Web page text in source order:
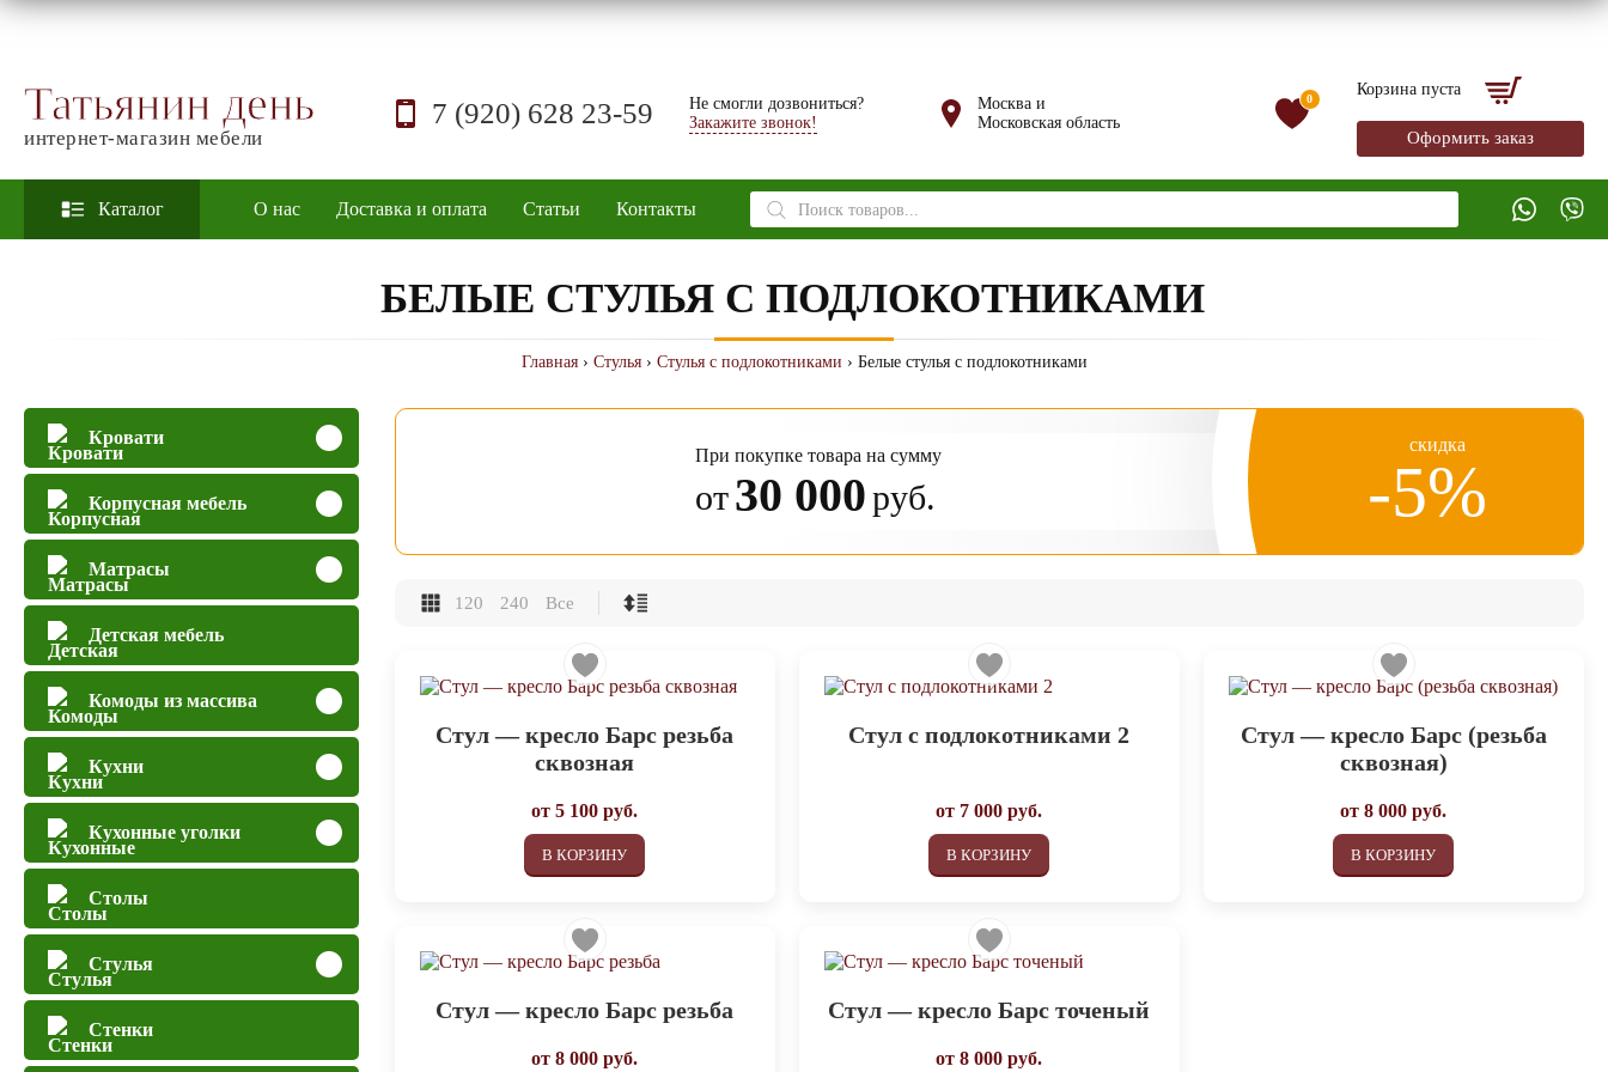
Татьянин день
интернет-магазин мебели
7 (920) 628 23-59
Не смогли дозвониться?
Закажите звонок!
Москва и
Московская область
0
Корзина пуста
Оформить заказ
Каталог О нас Доставка и оплата Статьи Контакты
Поиск
товаров
БЕЛЫЕ СТУЛЬЯ С ПОДЛОКОТНИКАМИ
Главная› Стулья› Стулья с подлокотниками › Белые стулья с подлокотниками
Кровати
Корпусная мебель
Матрасы
Детская мебель
Комоды из массива
Кухни
Кухонные уголки
Столы
Стулья
Стенки
При покупке товара на сумму
от30 000руб.
скидка
-5%
120 240 Все
Стул — кресло Барс резьба
сквозная
от5 100 руб.
В КОРЗИНУ
Стул с подлокотниками 2
от 7 000 руб.
В КОРЗИНУ
Стул — кресло Барс (резьба
сквозная)
от8 000 руб.
В КОРЗИНУ
Стул — кресло Барс резьба
от8 000 руб.
Стул — кресло Барс точеный
от8 000 руб.